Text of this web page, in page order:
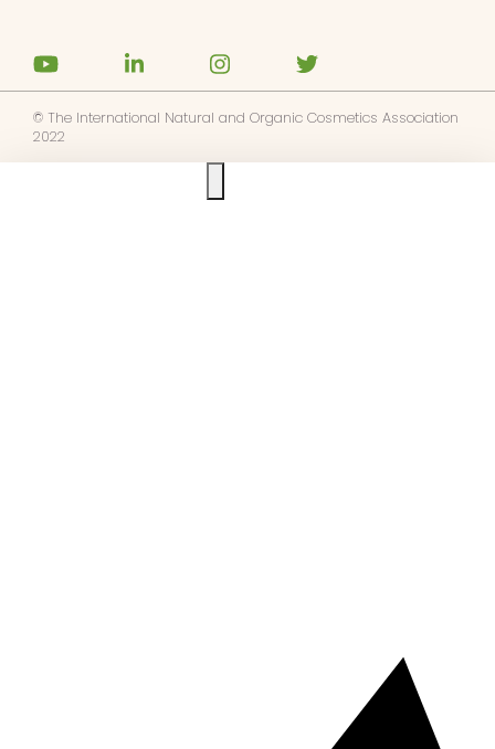
© The International Natural and Organic Cosmetics Association
2022